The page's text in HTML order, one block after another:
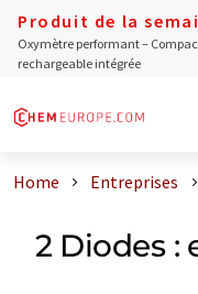
Produit de la
Oxymètre performant –
rechargeable intégrée
Home Entreprises
2 Diodes :